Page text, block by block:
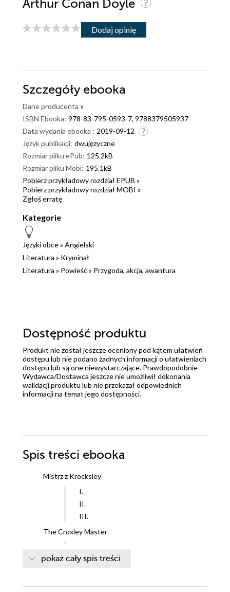
Arthur Conan Doyle
Dodaj opinię
Szczegóły ebooka
Dane producenta »
ISBN Ebooka: 978-83-795-0593-7, 9788379505937
Data wydania ebooka : 2019-09-12
Język publikacji: dwujęzyczne
Rozmiar pliku ePub: 125.2kB
Rozmiar pliku Mobi: 195.1kB
Pobierz przykładowy rozdział EPUB »
Pobierz przykładowy rozdział MOBI »
Zgłoś erratę
Kategorie
Języki obce» Angielski
Literatura » Kryminał
Literatura » Powieść » Przygoda, akcja, awantura
Dostępność produktu
Produkt nie został jeszcze oceniony pod kątem ułatwień
dostępu lub nie podano żadnych informacji o ułatwieniach
dostępu lub są one niewystarczające. Prawdopodobnie
Wydawca/Dostawca jeszcze nie umożliwił dokonania
walidacji produktu lub nie przekazał odpowiednich
informacji na temat jego dostępności.
Spis treści ebooka
Mistrz z Krocksley
I.
II.
III.
The Croxley Master
II.
pokaż cały spis treści